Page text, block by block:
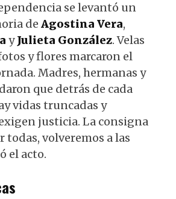
se levantó un
de Agostina Vera,
yJulieta González. Velas
y flores marcaron el
Madres, hermanas y
que detrás de cada
vidas truncadas y
justicia. La consigna
todas, volveremos a las
el acto.